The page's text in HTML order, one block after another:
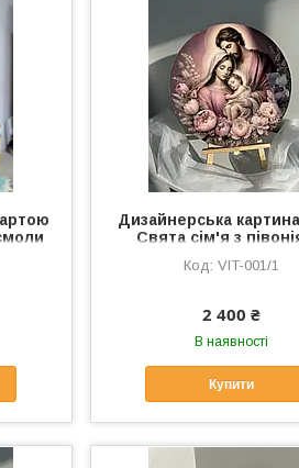
Дизайнерська картина
Свята сім'я з
ручної роботи 40
VIT-001/1
2 400 ₴
В наявності
Купити